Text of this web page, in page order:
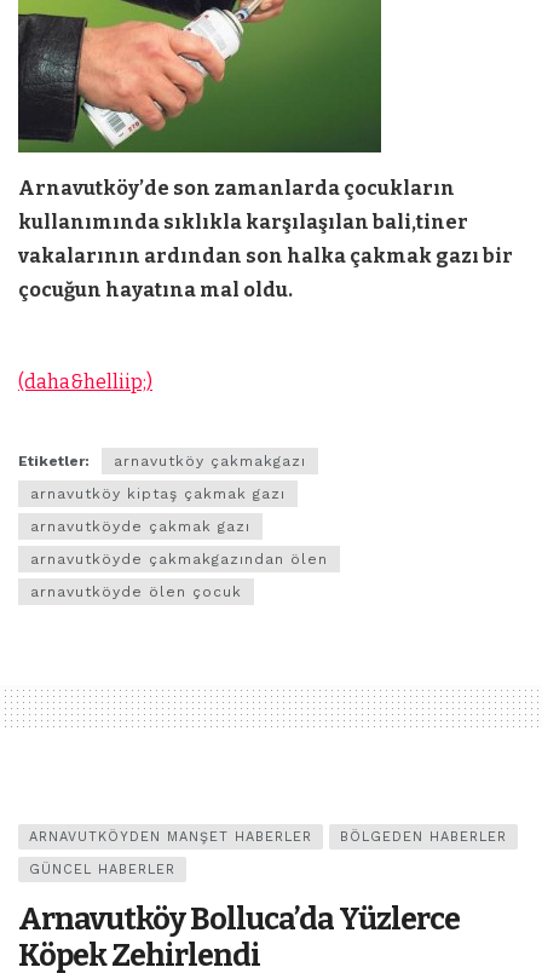
Arnavutköy’de son zamanlarda çocukların
kullanımında sıklıkla karşılaşılan bali,tiner
vakalarının ardından son halka çakmak gazı bir
çocuğun hayatına mal oldu.
(daha&helliip;)
Etiketler:
arnavutköy çakmakgazı
arnavutköy kiptaş çakmak gazı
arnavutköyde çakmak gazı
arnavutköyde çakmakgazından ölen
arnavutköyde ölen çocuk
ARNAVUTKÖYDEN MANŞET HABERLER BÖLGEDEN HABERLER
GÜNCEL HABERLER
Arnavutköy Bolluca’da Yüzlerce
Köpek Zehirlendi